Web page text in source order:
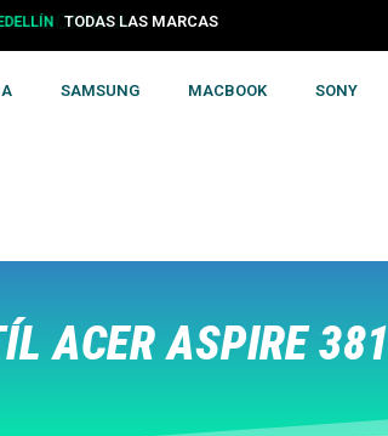
TODAS LAS MARCAS
SAMSUNG MACBOOK SONY
ACER ASPIRE